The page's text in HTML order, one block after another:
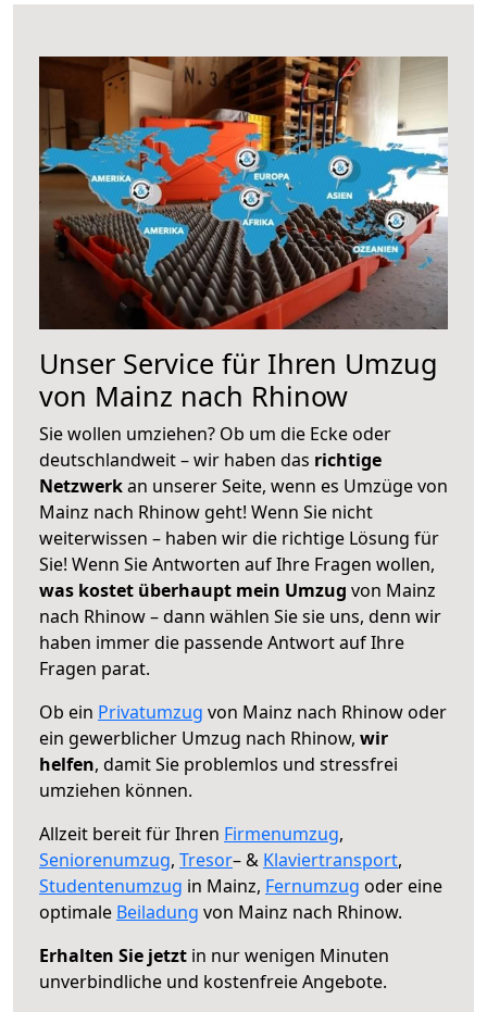
Unser Service für Ihren Umzug
von Mainz nach Rhinow
Sie wollen umziehen? Ob um die Ecke oder
deutschlandweit – wir haben das richtige
Netzwerkan unserer Seite, wenn es Umzüge von
Mainz nach Rhinow geht! Wenn Sie nicht
weiterwissen – haben wir die richtige Lösung für
Sie! Wenn Sie Antworten auf Ihre Fragen wollen,
was kostet überhaupt mein Umzug von Mainz
nach Rhinow – dann wählen Sie sie uns, denn wir
haben immer die passende Antwort auf Ihre
Fragen parat.
Ob ein Privatumzug von Mainz nach Rhinow oder
ein gewerblicher Umzug nach Rhinow, wir
helfen, damit Sie problemlos und stressfrei
umziehen können.
Allzeit bereit für Ihren Firmenumzug,
Seniorenumzug, Tresor– & Klaviertransport,
Studentenumzug in Mainz, Fernumzug oder eine
optimale Beiladung von Mainz nach Rhinow.
Erhalten Sie jetzt in nur wenigen Minuten
unverbindliche und kostenfreie Angebote.